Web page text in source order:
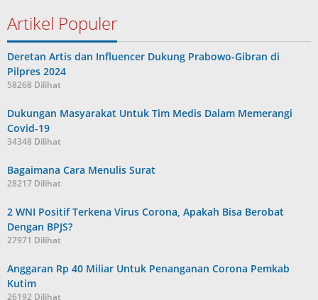
Artikel Populer
Deretan Artis dan Influencer Dukung Prabowo-Gibran di
Pilpres 2024
58268 Dilihat
Dukungan Masyarakat Untuk Tim Medis Dalam Memerangi
Covid-19
34348 Dilihat
Bagaimana Cara Menulis Surat
28217 Dilihat
2 WNI Positif Terkena Virus Corona, Apakah Bisa Berobat
Dengan BPJS?
27971 Dilihat
Anggaran Rp 40 Miliar Untuk Penanganan Corona Pemkab
Kutim
26192 Dilihat